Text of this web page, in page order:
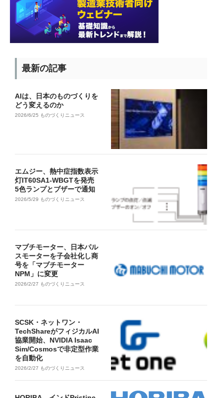
最新の記事
AIは、日本のものづくりを
どう変えるのか
2026/6/25 ものづくりニュース
エムジー、熱中症指数表示
灯IT60SA1-WBGTを発売
5色ランプとブザーで通知
2026/5/29 ものづくりニュース
マブチモーター、日本パル
スモーターを子会社化し商
号を「マブチモーター
NPM」に変更
2026/2/27 ものづくりニュース
SCSK・ネットワン・
TechShareがフィジカルAI
協業開始、NVIDIA Isaac
Sim/Cosmosで非定型作業
を自動化
2026/2/27 ものづくりニュース